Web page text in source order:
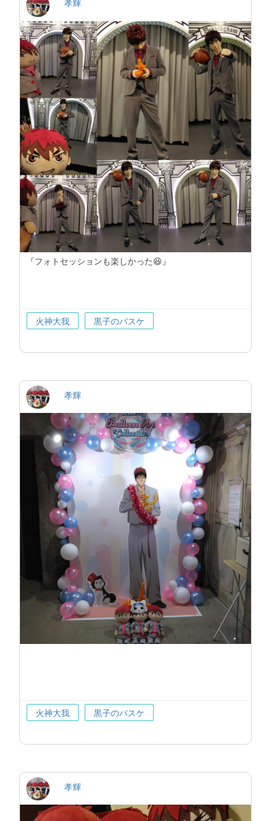
孝輝
『フォトセッションも楽しかった😆』
火神大我 黒子のバスケ
孝輝
火神大我 黒子のバスケ
孝輝